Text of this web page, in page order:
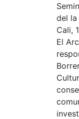
del la
Cali,
El